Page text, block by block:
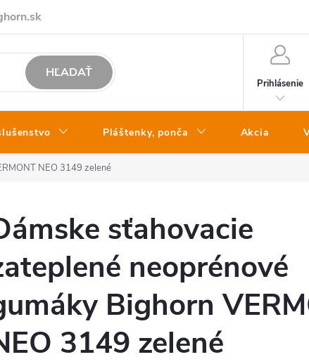
HĽADAŤ
Prihlásenie
Pláštenky, ponča Akcia
NEO 3149 zelené
sťahovacie
neoprénové
Bighorn
3149 zelené